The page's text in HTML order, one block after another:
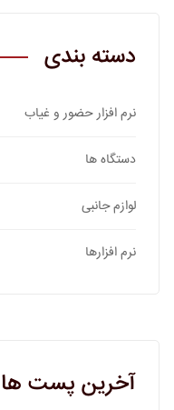
دسته بندی
نرم افزار حضور و غیاب
دستگاه ها
لوازم جانبی
نرم افزارها
آخرین پست ها